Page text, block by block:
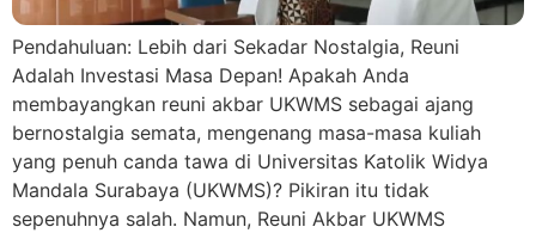
Pendahuluan: Lebih dari Sekadar Nostalgia, Reuni
Adalah Investasi Masa Depan! Apakah Anda
membayangkan reuni akbar UKWMS sebagai ajang
bernostalgia semata, mengenang masa-masa kuliah
yang penuh canda tawa di Universitas Katolik Widya
Mandala Surabaya (UKWMS)? Pikiran itu tidak
sepenuhnya salah. Namun, Reuni Akbar UKWMS